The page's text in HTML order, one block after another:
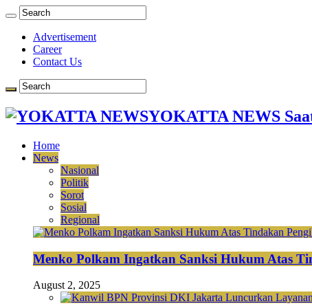
Advertisement
Career
Contact Us
YOKATTA NEWS
Home
News
Nasional
Politik
Sorot
Sosial
Regional
Menko Polkam Ingatkan Sanksi Hukum Atas
August 2, 2025